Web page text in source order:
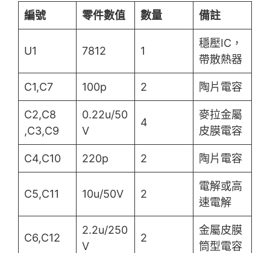
編號 零件數值 數量 備註
U1 7812 1
穩壓IC，
帶散熱器
C1,C7 100p 2 陶片電容
C2,C8
,C3,C9
0.22u/50
V
4
麥拉金屬
皮膜電容
C4,C10 220p 2 陶片電容
C5,C11 10u/50V 2
電解或高
速電解
C6,C12
2.2u/250
V
2
金屬皮膜
筒型電容